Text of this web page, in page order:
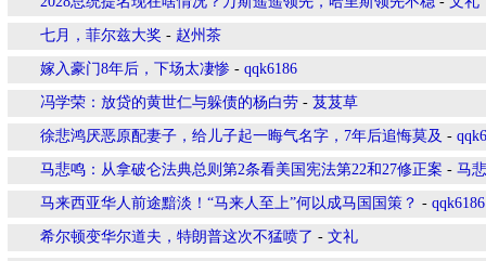
七月，菲尔兹大奖 - 赵州茶
嫁入豪门8年后，下场太凄惨 - qqk6186
冯学荣：放贷的黄世仁与躲债的杨白劳 - 芨芨草
徐悲鸿厌恶原配妻子，给儿子起一晦气名字，7年后追悔莫及 -
马悲鸣：从拿破仑法典总则第2条看美国宪法第22和27修正案 - 马
马来西亚华人前途黯淡！“马来人至上”何以成马国国策？ - qqk6186
希尔顿变华尔道夫，特朗普这次不猛喷了 - 文礼